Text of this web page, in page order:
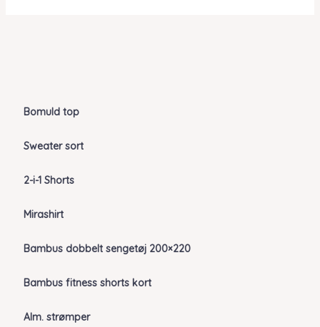
Bomuld top
Sweater sort
2-i-1 Shorts
Mirashirt
Bambus dobbelt sengetøj 200×220
Bambus fitness shorts kort
Alm. strømper